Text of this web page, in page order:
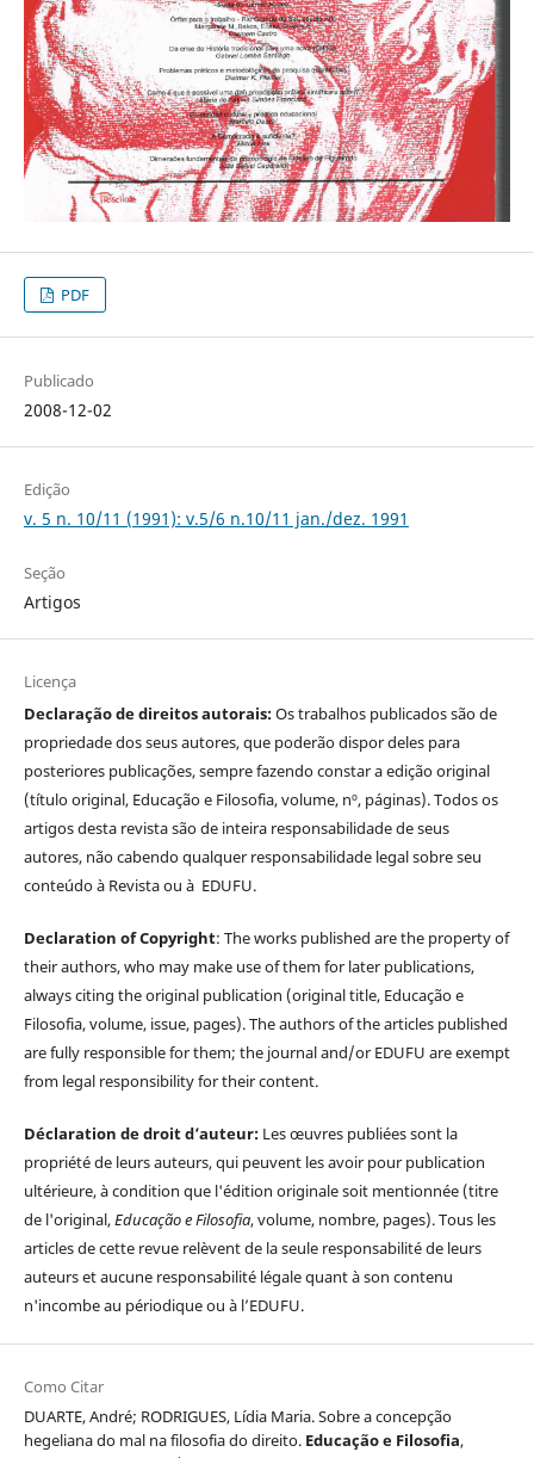
PDF
Publicado
2008-12-02
Edição
v. 5 n. 10/11 (1991): v.5/6 n.10/11 jan./dez. 1991
Seção
Artigos
Licença
Declaração de direitos autorais:Os trabalhos publicados são de
propriedade dos seus autores, que poderão dispor deles para
posteriores publicações, sempre fazendo constar a edição original
(título original, Educação e Filosofia, volume, nº, páginas). Todos os
artigos desta revista são de inteira responsabilidade de seus
autores, não cabendo qualquer responsabilidade legal sobre seu
conteúdo à Revista ou à EDUFU.
Declaration of Copyright: The works published are the property of
their authors, who may make use of them for later publications,
always citing the original publication (original title, Educação e
Filosofia, volume, issue, pages). The authors of the articles published
are fully responsible for them; the journal and/or EDUFU are exempt
from legal responsibility for their content.
Déclaration de droit d’auteur: Les œuvres publiées sont la
propriété de leurs auteurs, qui peuvent les avoir pour publication
ultérieure, à condition que l'édition originale soit mentionnée (titre
de l'original,Educação e Filosofia, volume, nombre, pages). Tous les
articles de cette revue relèvent de la seule responsabilité de leurs
auteurs et aucune responsabilité légale quant à son contenu
n'incombe au périodique ou à l’EDUFU.
Como Citar
DUARTE, André; RODRIGUES, Lídia Maria. Sobre a concepção
hegeliana do mal na filosofia do direito. Educação e Filosofia,